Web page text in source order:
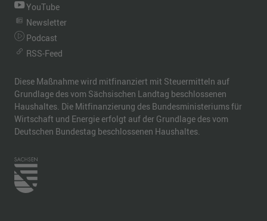
YouTube
Newsletter
Podcast
RSS-Feed
Diese Maßnahme wird mitfinanziert mit Steuermitteln auf
Grundlage des vom Sächsischen Landtag beschlossenen
Haushaltes. Die Mitfinanzierung des Bundesministeriums für
Wirtschaft und Energie erfolgt auf der Grundlage des vom
Deutschen Bundestag beschlossenen Haushaltes.